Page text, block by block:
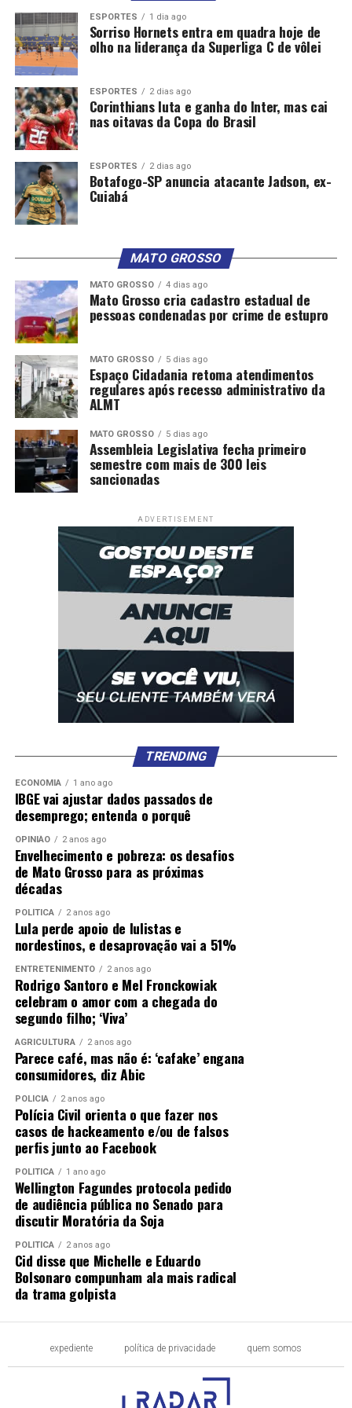
blocos mundiais – Estados Unidos, China e Europa –
mas sem deixar o multilateralismo de lado.“De 2023
para cá, nós nos reunimos não apenas com os três
blocos, mas com diversos chefes de Estado em busca de
fortalecer o multilateralismo”, falou. “O Brasil é uma
economia grande demais para ser satélite de outra”,
reforçou.
Fonte: EBC Economia
Comentários
RELATED TOPICS: BRASIL DIZ HADDAD
NOVA
REFORMA
SITUAÇÃO TRIBUTÁRIA VAI VIVER
Contas externas têm saldo negativo de US$ 2,2 bilhões
em março
DON'T MISS
Mercado financeiro reduz previsão da inflação para
5,55%
ESPORTES 1 dia ago
Sorriso Hornets entra em quadra hoje de
olho na liderança da Superliga C de vôlei
ESPORTES 2 dias ago
Corinthians luta e ganha do Inter, mas cai
nas oitavas da Copa do Brasil
ESPORTES 2 dias ago
Botafogo-SP anuncia atacante Jadson, ex-
Cuiabá
MATO GROSSO
MATO GROSSO 4 dias ago
Mato Grosso cria cadastro estadual de
pessoas condenadas por crime de estupro
MATO GROSSO 5 dias ago
Espaço Cidadania retoma atendimentos
regulares após recesso administrativo da
ALMT
MATO GROSSO 5 dias ago
Assembleia Legislativa fecha primeiro
semestre com mais de 300 leis
sancionadas
ADVERTISEMENT
TRENDING
ECONOMIA 1 ano ago
IBGE vai ajustar dados passados de
desemprego; entenda o porquê
OPINIÃO 2 anos ago
Envelhecimento e pobreza: os desafios
de Mato Grosso para as próximas
décadas
POLÍTICA 2 anos ago
Lula perde apoio de lulistas e
nordestinos, e desaprovação vai a 51%
ENTRETENIMENTO 2 anos ago
Rodrigo Santoro e Mel Fronckowiak
celebram o amor com a chegada do
segundo filho; ‘Viva’
AGRICULTURA 2 anos ago
Parece café, mas não é: ‘cafake’ engana
consumidores, diz Abic
POLÍCIA 2 anos ago
Polícia Civil orienta o que fazer nos
casos de hackeamento e/ou de falsos
perfis junto ao Facebook
POLÍTICA 1 ano ago
Wellington Fagundes protocola pedido
de audiência pública no Senado para
discutir Moratória da Soja
POLÍTICA 2 anos ago
Cid disse que Michelle e Eduardo
Bolsonaro compunham ala mais radical
da trama golpista
expediente política de privacidade quem somos